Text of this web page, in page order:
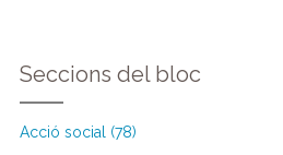
Seccions del bloc
Acció social (78)